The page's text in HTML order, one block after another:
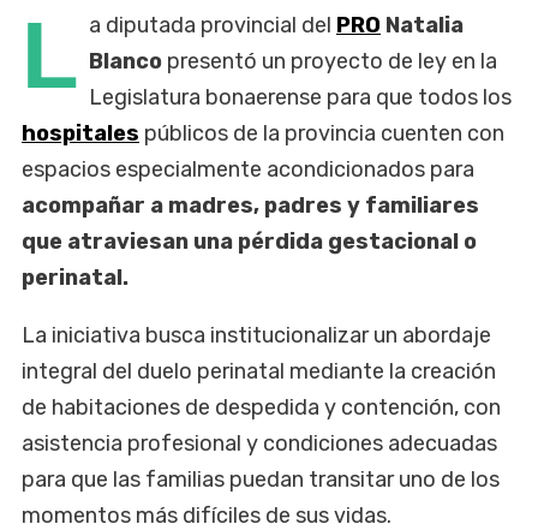
L a diputada provincial del PRO Natalia
Blanco presentó un proyecto de ley en la
Legislatura bonaerense para que todos los
hospitales públicos de la provincia cuenten con
espacios especialmente acondicionados para
acompañar a madres, padres y familiares
que atraviesan una pérdida gestacional o
perinatal.
La iniciativa busca institucionalizar un abordaje
integral del duelo perinatal mediante la creación
de habitaciones de despedida y contención, con
asistencia profesional y condiciones adecuadas
para que las familias puedan transitar uno de los
momentos más difíciles de sus vidas.